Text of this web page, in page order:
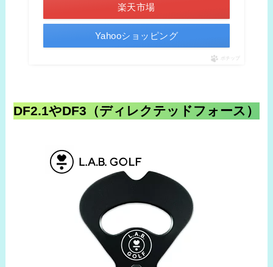
楽天市場
Yahooショッピング
ポチップ
DF2.1やDF3（ディレクテッドフォース）